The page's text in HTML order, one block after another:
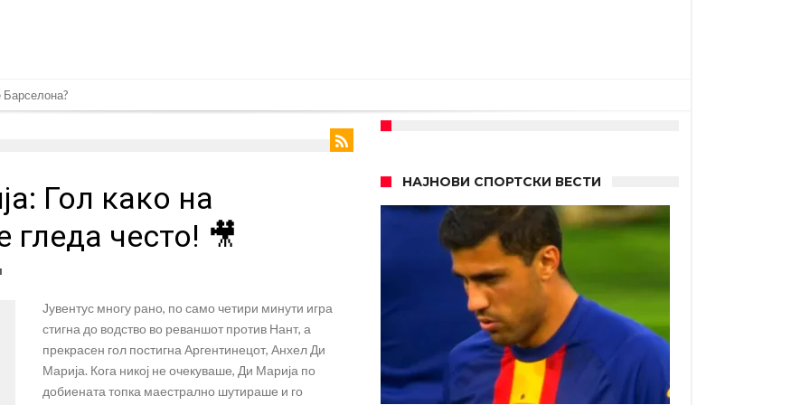
Барселона?
сè досега го поддржал?
евра, но не го затвора паричникот – ќе има уште засилувања!
да ја отвори касата, дали има 100.000.000 евра за да ги задоволи Германците?
од планетата најдобро покажува кој е и што е Лука Модриќ
Сен Жермен
еден услов
ќе постигнат договор за Баркола
до Манчестер Сити за Родри
Гол како на
гледа често! 🎥
Јувентус многу рано, по само четири минути игра
стигна до водство во реваншот против Нант, а
прекрасен гол постигна Аргентинецот, Анхел Ди
Марија. Кога никој не очекуваше, Ди Марија по
добиената топка маестрално шутираше и го
НАЈНОВИ СПОРТСКИ ВЕСТИ